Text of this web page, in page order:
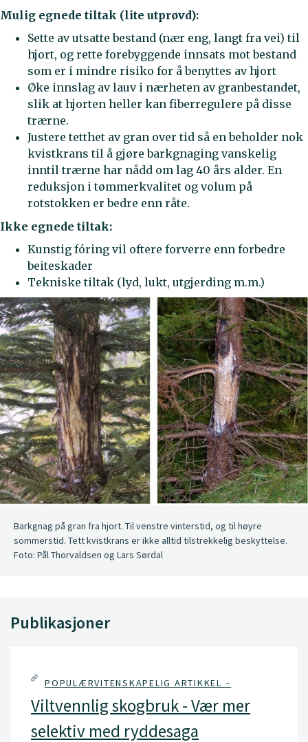
Mulig egnede tiltak (lite utprøvd):
Sette av utsatte bestand (nær eng, langt fra vei) til
hjort, og rette forebyggende innsats mot bestand
som er i mindre risiko for å benyttes av hjort
Øke innslag av lauv i nærheten av granbestandet,
slik at hjorten heller kan fiberregulere på disse
trærne.
Justere tetthet av gran over tid så en beholder nok
kvistkrans til å gjøre barkgnaging vanskelig
inntil trærne har nådd om lag 40 års alder. En
reduksjon i tømmerkvalitet og volum på
rotstokken er bedre enn råte.
Ikke egnede tiltak:
Kunstig fóring vil oftere forverre enn forbedre
beiteskader
Tekniske tiltak (lyd, lukt, utgjerding m.m.)
Barkgnag på gran fra hjort. Til venstre vinterstid, og til høyre
sommerstid. Tett kvistkrans er ikke alltid tilstrekkelig beskyttelse.
Foto: Pål Thorvaldsen og Lars Sørdal
Publikasjoner
POPULÆRVITENSKAPELIG ARTIKKEL –
Viltvennlig skogbruk - Vær mer
selektiv med ryddesaga